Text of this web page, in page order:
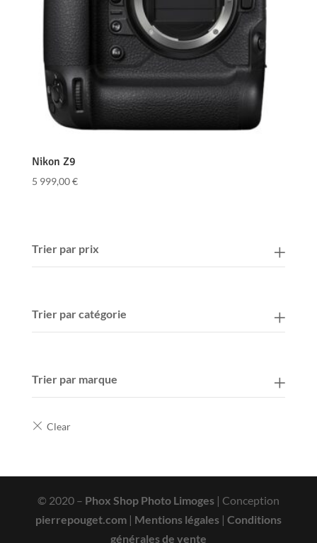
Nikon Z9
5 999,00€
Trier par prix
Trier par catégorie
Trier par marque
© 2020 – Phox Shop Photo Limoges| Conception
pierrepouget.com| Mentions légales| Conditions
générales de vente